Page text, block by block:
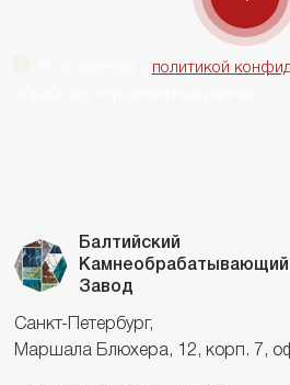
политикой
Балтийский
Камнеобрабатывающий
Завод
Санкт-Петербург,
Маршала Блюхера, 12, корп. 7,